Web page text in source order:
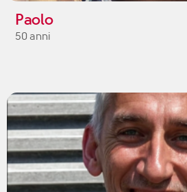
Paolo
50 anni